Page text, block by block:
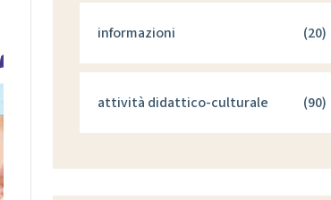
informazioni (20)
attività didattico-culturale (90)